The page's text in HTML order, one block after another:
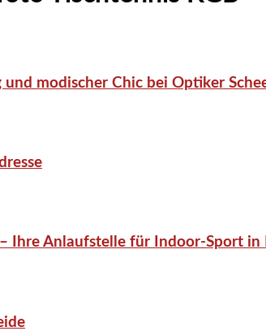
und modischer Chic bei Optiker
Ihre Anlaufstelle für Indoor-Sport